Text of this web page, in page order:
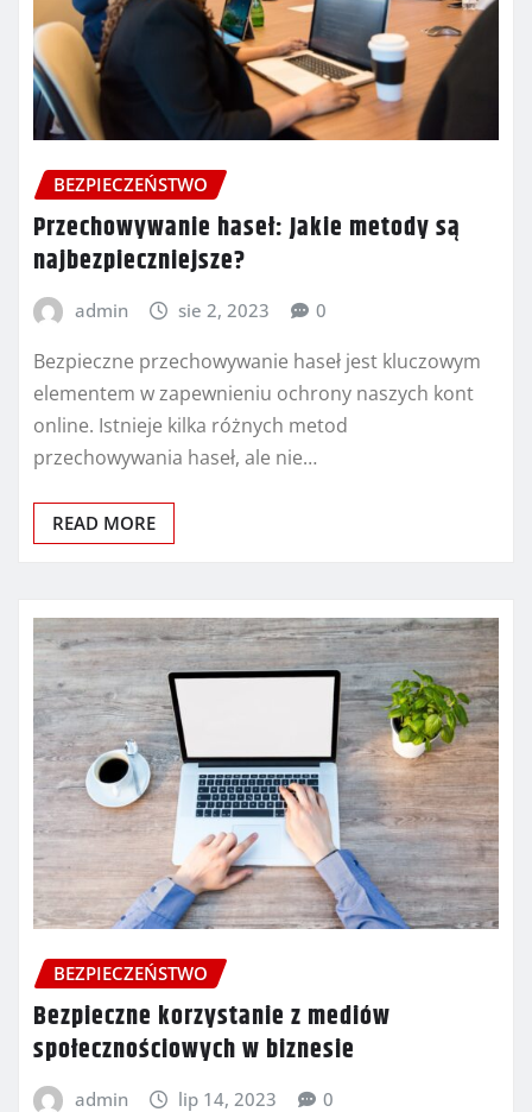
BEZPIECZEŃSTWO
Przechowywanie haseł: Jakie metody są
najbezpieczniejsze?
admin sie 2, 2023 0
Bezpieczne przechowywanie haseł jest kluczowym
elementem w zapewnieniu ochrony naszych kont
online. Istnieje kilka różnych metod
przechowywania haseł, ale nie…
READ MORE
BEZPIECZEŃSTWO
Bezpieczne korzystanie z mediów
społecznościowych w biznesie
admin lip 14, 2023 0